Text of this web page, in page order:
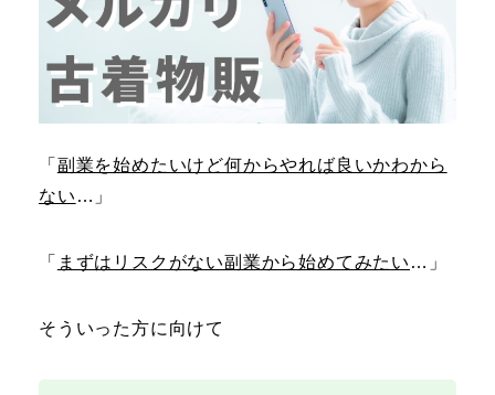
「 副業を始めたいけど何からやれば良いかわから
ない …」
「 まずはリスクがない副業から始めてみたい …」
そういった方に向けて